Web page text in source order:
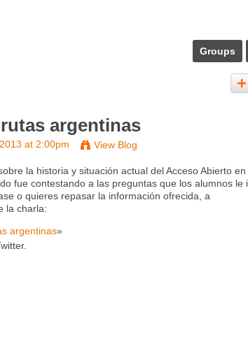
Groups
argentinas
at 2:00pm View Blog
la historia y situación actual del Acceso Abierto en
fue contestando a las preguntas que los alumnos le
o quieres repasar la información ofrecida, a
la charla:
argentinas»